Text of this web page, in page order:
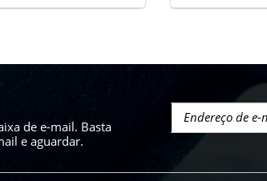
de e-mail. Basta
e aguardar.